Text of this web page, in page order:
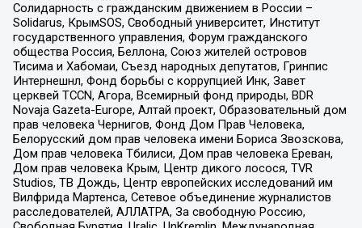
Солидарность с гражданским движением в России –
Solidarus, КрымSOS, Свободный университет, Институт
государственного управления, Форум гражданского
общества Россия, Беллона, Союз жителей островов
Тисима и Хабомаи, Съезд народных депутатов, Гринпис
Интернешнл, Фонд борьбы с коррупцией Инк, Завет
церквей TCCN, Агора, Всемирный фонд природы, BDR
Novaja Gazeta-Europe, Алтай проект, Образовательный дом
прав человека Чернигов, Фонд Дом Прав Человека,
Белорусский дом прав человека имени Бориса Звозскова,
Дом прав человека Тбилиси, Дом прав человека Ереван,
Дом прав человека Крым, Центр дикого лосося, TVR
Studios, ТВ Дождь, Центр европейских исследований им
Вилфрида Мартенса, Сетевое объединение журналистов
расследователей, АЛЛАТРА, За свободную Россию,